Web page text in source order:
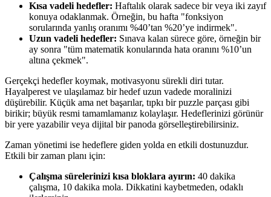
Kısa vadeli hedefler: Haftalık olarak sadece bir veya iki zayıf
konuya odaklanmak. Örneğin, bu hafta "fonksiyon
sorularında yanlış oranımı %40’tan %20’ye indirmek".
Uzun vadeli hedefler: Sınava kalan sürece göre, örneğin bir
ay sonra "tüm matematik konularında hata oranını %10’un
altına çekmek".
Gerçekçi hedefler koymak, motivasyonu sürekli diri tutar.
Hayalperest ve ulaşılamaz bir hedef uzun vadede moralinizi
düşürebilir. Küçük ama net başarılar, tıpkı bir puzzle parçası gibi
birikir; büyük resmi tamamlamanız kolaylaşır. Hedeflerinizi görünür
bir yere yazabilir veya dijital bir panoda görselleştirebilirsiniz.
Zaman yönetimi ise hedeflere giden yolda en etkili dostunuzdur.
Etkili bir zaman planı için:
Çalışma sürelerinizi kısa bloklara ayırın: 40 dakika
çalışma, 10 dakika mola. Dikkatini kaybetmeden, odaklı